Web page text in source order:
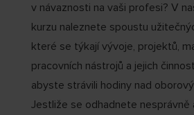
v návaznosti na vaši profesi? V
kurzu naleznete spoustu
které se týkají vývoje, projektů,
pracovních nástrojů a jejich
abyste strávili hodiny nad
Jestliže se odhadnete nesprávně